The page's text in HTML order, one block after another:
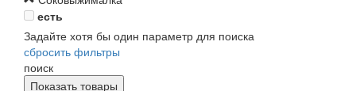
есть
Задайте хотя бы один параметр для поиска
сбросить фильтры
поиск